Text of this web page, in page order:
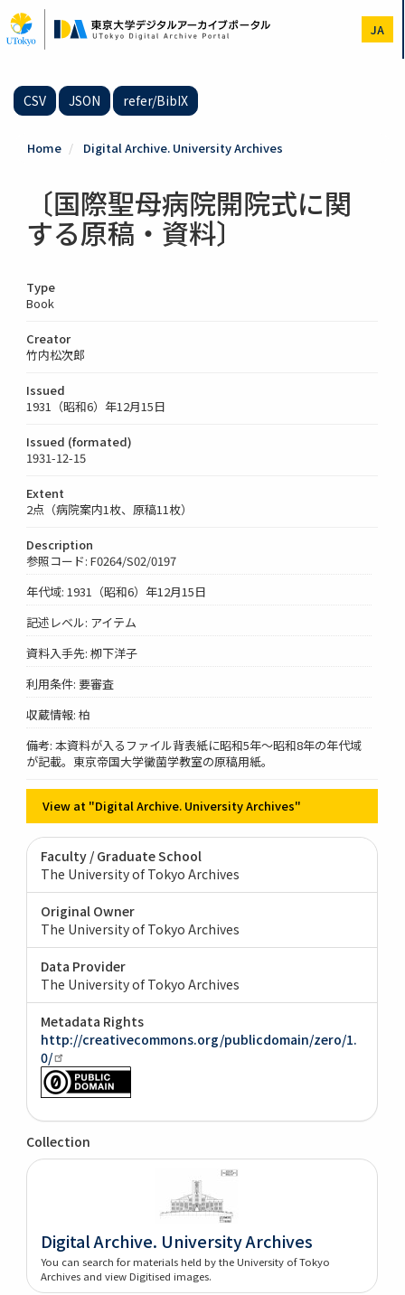
to
main
JA
CSV JSON refer/BibIX
Home Digital Archive. University Archives
〔国際聖母病院開院式に関
する原稿・資料〕
Type
Book
Creator
竹内松次郎
Issued
1931（昭和6）年12月15日
Issued (formated)
1931-12-15
Extent
2点（病院案内1枚、原稿11枚）
Description
参照コード: F0264/S02/0197
年代域: 1931（昭和6）年12月15日
記述レベル: アイテム
資料入手先: 栁下洋子
利用条件: 要審査
収蔵情報: 柏
備考: 本資料が入るファイル背表紙に昭和5年～昭和8年の年代域
が記載。東京帝国大学黴菌学教室の原稿用紙。
View at "Digital Archive. University Archives"
Faculty / Graduate School
The University of Tokyo Archives
Original Owner
The University of Tokyo Archives
Data Provider
The University of Tokyo Archives
Metadata Rights
http://creativecommons.org/publicdomain/zero/1.
0/
Collection
Digital Archive. University Archives
You can search for materials held by the University of Tokyo
Archives and view Digitised images.